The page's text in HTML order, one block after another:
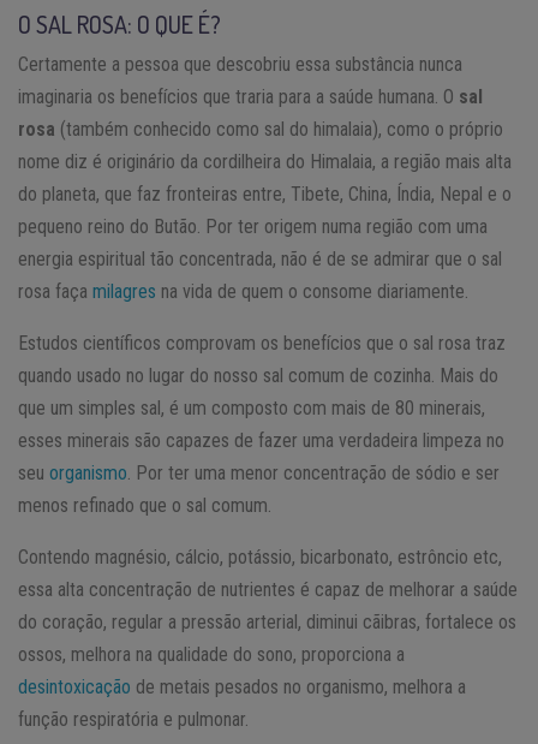
O SAL ROSA: O QUE É?
Certamente a pessoa que descobriu essa substância nunca
imaginaria os benefícios que traria para a saúde humana. O sal
rosa (também conhecido como sal do himalaia), como o próprio
nome diz é originário da cordilheira do Himalaia, a região mais alta
do planeta, que faz fronteiras entre, Tibete, China, Índia, Nepal e o
pequeno reino do Butão. Por ter origem numa região com uma
energia espiritual tão concentrada, não é de se admirar que o sal
rosa faça milagres na vida de quem o consome diariamente.
Estudos científicos comprovam os benefícios que o sal rosa traz
quando usado no lugar do nosso sal comum de cozinha. Mais do
que um simples sal, é um composto com mais de 80 minerais,
esses minerais são capazes de fazer uma verdadeira limpeza no
seu organismo . Por ter uma menor concentração de sódio e ser
menos refinado que o sal comum.
Contendo magnésio, cálcio, potássio, bicarbonato, estrôncio etc,
essa alta concentração de nutrientes é capaz de melhorar a saúde
do coração, regular a pressão arterial, diminui cãibras, fortalece os
ossos, melhora na qualidade do sono, proporciona a
desintoxicação de metais pesados no organismo, melhora a
função respiratória e pulmonar.